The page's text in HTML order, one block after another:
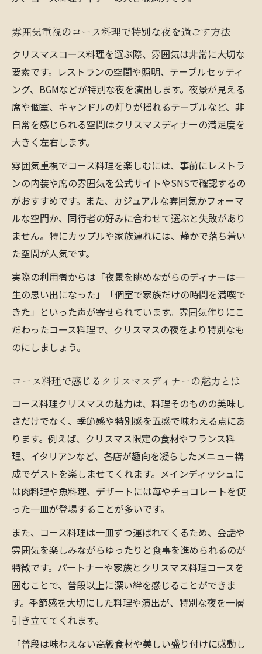
雰囲気重視のコース料理で特別な夜を過ごす方法
クリスマスコース料理を選ぶ際、雰囲気は非常に大切な
要素です。レストランの空間や照明、テーブルセッティ
ング、BGMなどが特別な夜を演出します。夜景が見える
席や個室、キャンドルの灯りが揺れるテーブルなど、非
日常を感じられる空間はクリスマスディナーの満足度を
大きく左右します。
雰囲気重視でコース料理を楽しむには、事前にレストラ
ンの内装や席の雰囲気を公式サイトやSNSで確認するの
がおすすめです。また、カジュアルな雰囲気かフォーマ
ルな空間か、同行者の好みに合わせて選ぶと失敗があり
ません。特にカップルや家族連れには、静かで落ち着い
た空間が人気です。
実際の利用者からは「夜景を眺めながらのディナーは一
生の思い出になった」「個室で家族だけの時間を満喫で
きた」といった声が寄せられています。雰囲気作りにこ
だわったコース料理で、クリスマスの夜をより特別なも
のにしましょう。
コース料理で感じるクリスマスディナーの魅力とは
コース料理クリスマスの魅力は、料理そのものの美味し
さだけでなく、季節感や特別感を五感で味わえる点にあ
ります。例えば、クリスマス限定の食材やフランス料
理、イタリアンなど、各店が趣向を凝らしたメニュー構
成でゲストを楽しませてくれます。メインディッシュに
は肉料理や魚料理、デザートには苺やチョコレートを使
った一皿が登場することが多いです。
また、コース料理は一皿ずつ運ばれてくるため、会話や
雰囲気を楽しみながらゆったりと食事を進められるのが
特徴です。パートナーや家族とクリスマス料理コースを
囲むことで、普段以上に深い絆を感じることができま
す。季節感を大切にした料理や演出が、特別な夜を一層
引き立ててくれます。
「普段は味わえない高級食材や美しい盛り付けに感動し